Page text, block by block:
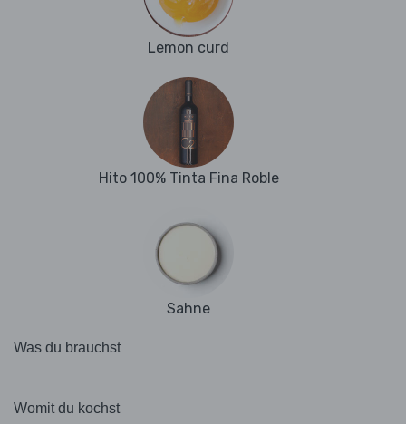
Lemon curd
Hito 100% Tinta Fina Roble
Sahne
Was du brauchst
Womit du kochst